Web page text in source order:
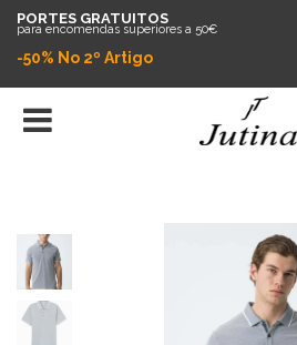
PORTES GRATUITOS
para encomendas superiores a 50€
-50% No 2º Artigo